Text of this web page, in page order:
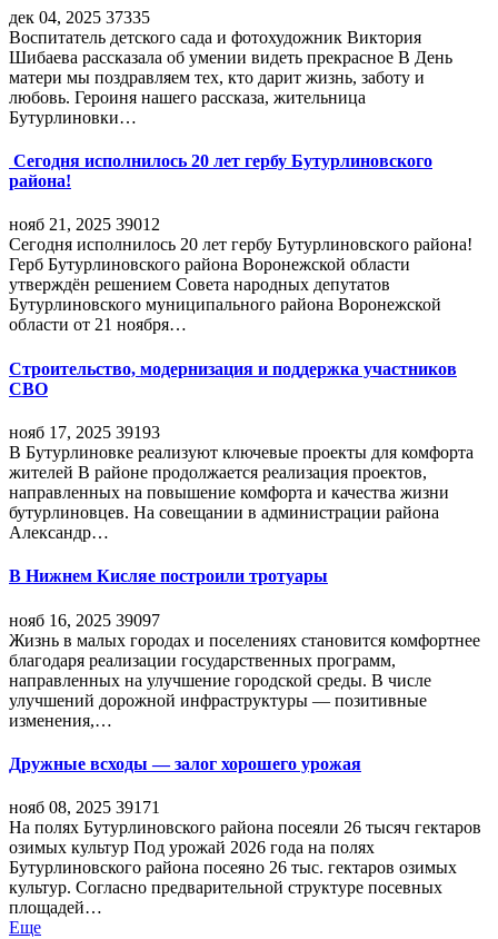
дек 04, 2025 37335
Воспитатель детского сада и фотохудожник Виктория
Шибаева рассказала об умении видеть прекрасное В День
матери мы поздравляем тех, кто дарит жизнь, заботу и
любовь. Героиня нашего рассказа, жительница
Бутурлиновки…
Сегодня исполнилось 20 лет гербу Бутурлиновского
района!
нояб 21, 2025 39012
Сегодня исполнилось 20 лет гербу Бутурлиновского района!
Герб Бутурлиновского района Воронежской области
утверждён решением Совета народных депутатов
Бутурлиновского муниципального района Воронежской
области от 21 ноября…
Строительство, модернизация и поддержка участников
СВО
нояб 17, 2025 39193
В Бутурлиновке реализуют ключевые проекты для комфорта
жителей В районе продолжается реализация проектов,
направленных на повышение комфорта и качества жизни
бутурлиновцев. На совещании в администрации района
Александр…
В Нижнем Кисляе построили тротуары
нояб 16, 2025 39097
Жизнь в малых городах и поселениях становится комфортнее
благодаря реализации государственных программ,
направленных на улучшение городской среды. В числе
улучшений дорожной инфраструктуры — позитивные
изменения,…
Дружные всходы — залог хорошего урожая
нояб 08, 2025 39171
На полях Бутурлиновского района посеяли 26 тысяч гектаров
озимых культур Под урожай 2026 года на полях
Бутурлиновского района посеяно 26 тыс. гектаров озимых
культур. Согласно предварительной структуре посевных
площадей…
Еще